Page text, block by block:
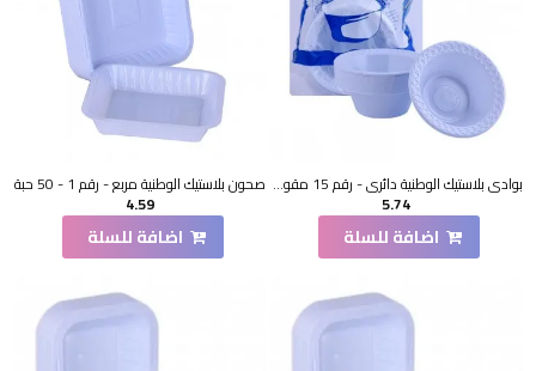
بوادي بلاستيك الوطنية دائري - رقم 15 مقوى - 50 حبة
5.74
اضافة للسلة
صحون بلاستيك الوطنية مربع - رقم 1 - 50 حبة
4.59
اضافة للسلة